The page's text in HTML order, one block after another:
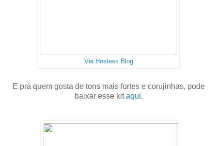
Via Hostess Blog
E prá quem gosta de tons mais fortes e corujinhas, pode
baixar esse kitaqui.